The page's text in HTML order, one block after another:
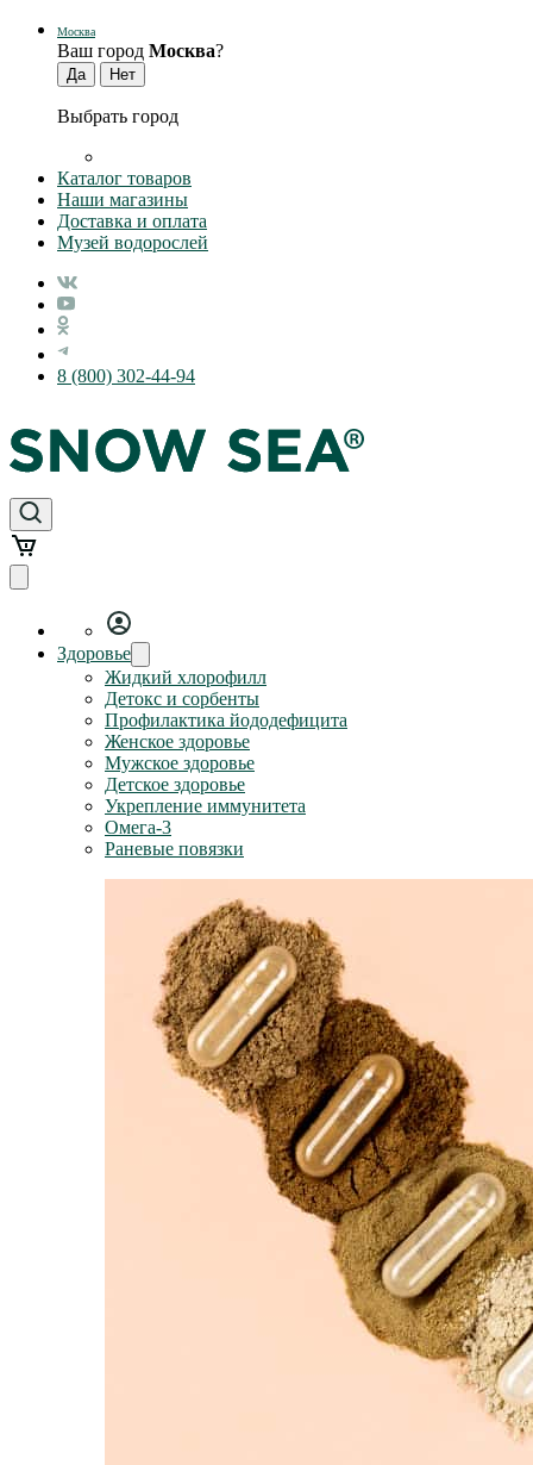
Москва
Ваш город Москва?
Выбрать город
Каталог товаров
Наши магазины
Доставка и оплата
Музей водорослей
8 (800) 302-44-94
Здоровье
Жидкий хлорофилл
Детокс и сорбенты
Профилактика йододефицита
Женское здоровье
Мужское здоровье
Детское здоровье
Укрепление иммунитета
Омега-3
Раневые повязки